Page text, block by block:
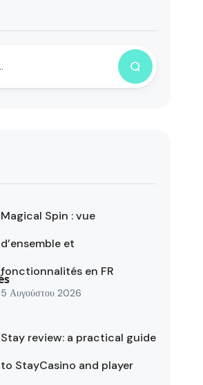
Magical Spin : vue
d’ensemble et
fonctionnalités en FR
5 Αυγούστου 2026
Stay review: a practical guide
to StayCasino and player